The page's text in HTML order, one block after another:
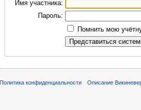
Имя участника:
Пароль:
Помнить мою
Политика конфиденциальности Описание